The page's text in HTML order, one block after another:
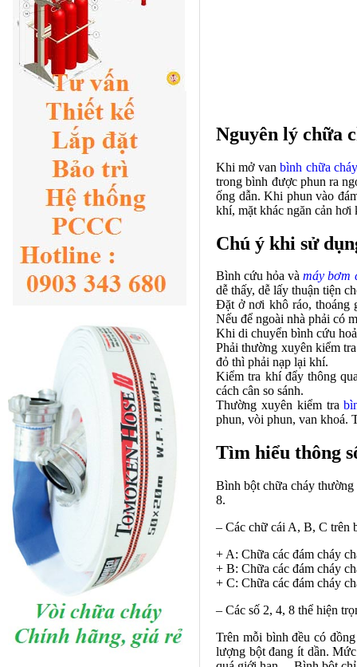
Nguyên lý chữa
Khi mở vanbình chữa cháy
trong bình được phun ra
ống dẫn. Khi phun vào
khí, mặt khác ngăn cản hơi
Chú ý khi sử
Bình cứu hỏa vàmáy bơm
dễ thấy, dễ lấy thuận tiện
Đặt ở nơi khô ráo, thoáng
Nếu để ngoài nhà phải có
Khi di chuyển bình cứu hoả
Phải thường xuyên kiểm
đỏ thì phải nạp lại khí.
Kiểm tra khí đẩy thông
cách cân so sánh.
Thường xuyên kiểm tra
phun, vòi phun, van khoá.
Tìm hiểu thông
Bình bột chữa cháy
8.
– Các chữ cái A, B, C trên
+ A: Chữa các đám cháy
+ B: Chữa các đám cháy
+ C: Chữa các đám cháy
– Các số 2, 4, 8 thể hiện
Trên mỗi bình đều có
lượng bột đang ít dần.